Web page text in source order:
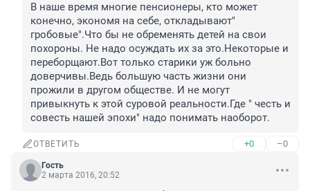
В наше время многие пенсионеры, кто может
конечно, экономя на себе, откладывают"
гробовые".Что бы не обременять детей на свои
похороны. Не надо осуждать их за это.Некоторые и
переборщают.Вот только старики уж больно
доверчивы.Ведь большую часть жизни они
прожили в другом обществе. И не могут
привыкнуть к этой суровой реальности.Где " честь и
совесть нашей эпохи" надо понимать наоборот.
ОТВЕТИТЬ +0 –0
Гость
2 марта 2016, 20:52